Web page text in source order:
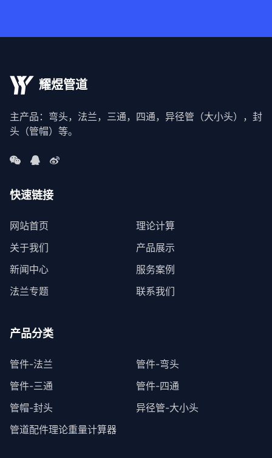
耀煜管道
主产品：弯头，法兰，三通，四通，异径管（大小头），封
头（管帽）等。
快速链接
网站首页
理论计算
关于我们
产品展示
新闻中心
服务案例
法兰专题
联系我们
产品分类
管件-法兰
管件-弯头
管件-三通
管件-四通
管帽-封头
异径管-大小头
管道配件理论重量计算器